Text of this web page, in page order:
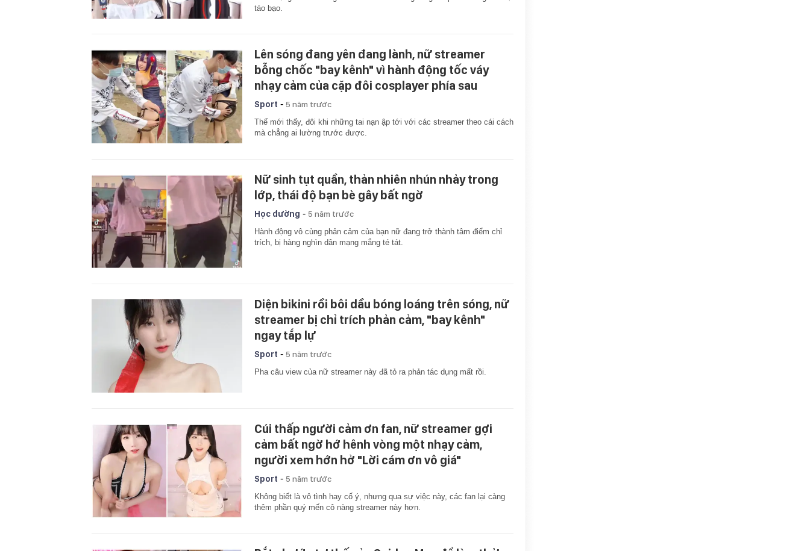
táo bạo.
Lên sóng đang yên đang lành, nữ streamer
bỗng chốc "bay kênh" vì hành động tốc váy
nhạy cảm của cặp đôi cosplayer phía sau
Sport - 5 năm trước
Thế mới thấy, đôi khi những tai nạn ập tới với các streamer theo cái cách
mà chẳng ai lường trước được.
Nữ sinh tụt quần, thản nhiên nhún nhảy trong
lớp, thái độ bạn bè gây bất ngờ
Học đường - 5 năm trước
Hành động vô cùng phản cảm của bạn nữ đang trở thành tâm điểm chỉ
trích, bị hàng nghìn dân mạng mắng té tát.
Diện bikini rồi bôi dầu bóng loáng trên sóng, nữ
streamer bị chỉ trích phản cảm, "bay kênh"
ngay tắp lự
Sport - 5 năm trước
Pha câu view của nữ streamer này đã tỏ ra phản tác dụng mất rồi.
Cúi thấp người cảm ơn fan, nữ streamer gợi
cảm bất ngờ hớ hênh vòng một nhạy cảm,
người xem hớn hở "Lời cám ơn vô giá"
Sport - 5 năm trước
Không biết là vô tình hay cố ý, nhưng qua sự việc này, các fan lại càng
thêm phần quý mến cô nàng streamer này hơn.